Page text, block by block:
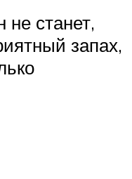
станет,
запах,